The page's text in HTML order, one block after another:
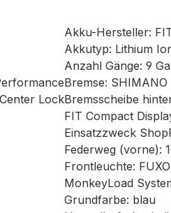
Akku-Hersteller:
Akkutyp: Lithium
Anzahl Gänge: 9
Bremse:
LockBremsscheibe
FIT Compact
Einsatzzweck
Federweg (vorne):
Frontleuchte:
MonkeyLoad
Grundfarbe: blau